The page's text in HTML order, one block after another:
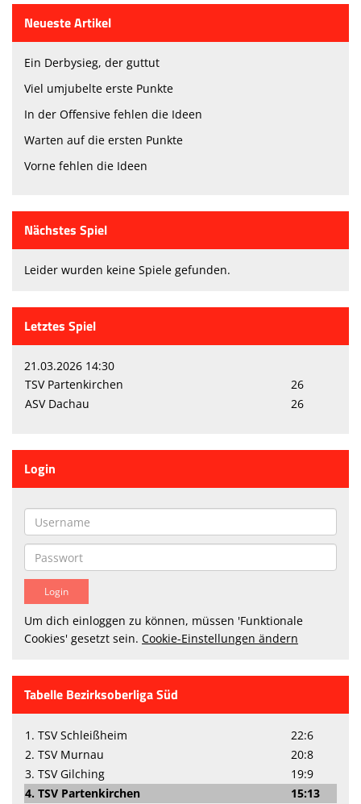
Neueste Artikel
Ein Derbysieg, der guttut
Viel umjubelte erste Punkte
In der Offensive fehlen die Ideen
Warten auf die ersten Punkte
Vorne fehlen die Ideen
Nächstes Spiel
Leider wurden keine Spiele gefunden.
Letztes Spiel
21.03.2026 14:30
TSV Partenkirchen
26
ASV Dachau
26
Login
Um dich einloggen zu können, müssen 'Funktionale
Cookies' gesetzt sein. Cookie-Einstellungen ändern
Tabelle Bezirksoberliga Süd
1. TSV Schleißheim
22:6
2. TSV Murnau
20:8
3. TSV Gilching
19:9
4. TSV Partenkirchen
15:13